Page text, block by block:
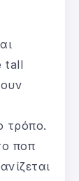
tall
τρόπο.
ποπ